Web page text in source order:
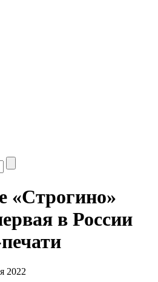
«Строгино»
в России
2022